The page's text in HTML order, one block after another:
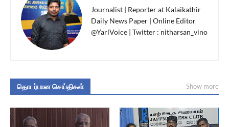
Journalist | Reporter at Kalaikathir
Daily News Paper | Online Editor
@YarlVoice | Twitter : nitharsan_vino
தொடர்பான செய்திகள் Show more